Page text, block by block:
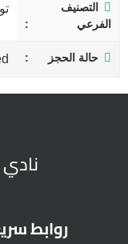
التصنيف
الفرعي
حالة الحجز
روابط